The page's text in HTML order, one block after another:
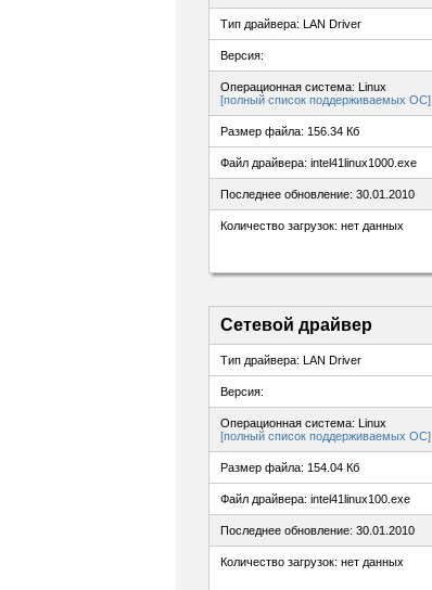
Тип драйвера: LAN Driver
Версия:
Операционная система: Linux
[полный список поддерживаемых ОС]
Размер файла: 156.34 Кб
Файл драйвера: intel41linux1000.exe
Последнее обновление: 30.01.2010
Количество загрузок: нет данных
Сетевой драйвер
Тип драйвера: LAN Driver
Версия:
Операционная система: Linux
[полный список поддерживаемых ОС]
Размер файла: 154.04 Кб
Файл драйвера: intel41linux100.exe
Последнее обновление: 30.01.2010
Количество загрузок: нет данных